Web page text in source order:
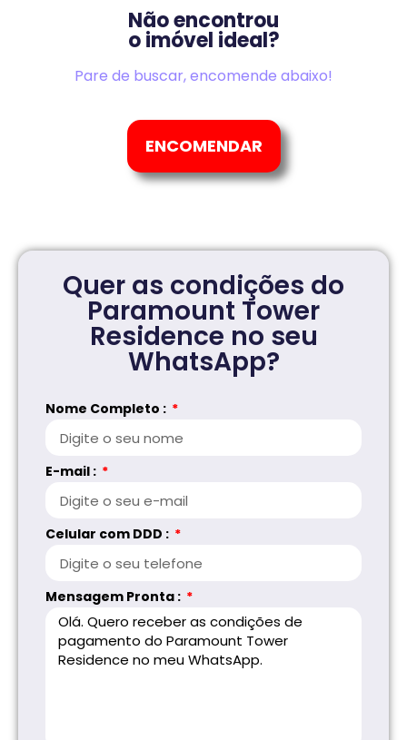
Não encontrou
o imóvel ideal?
Pare de buscar, encomende abaixo!
ENCOMENDAR
Quer as condições do
Paramount Tower
Residence no seu
WhatsApp?
Nome Completo :
E-mail :
Celular com DDD :
Mensagem Pronta :